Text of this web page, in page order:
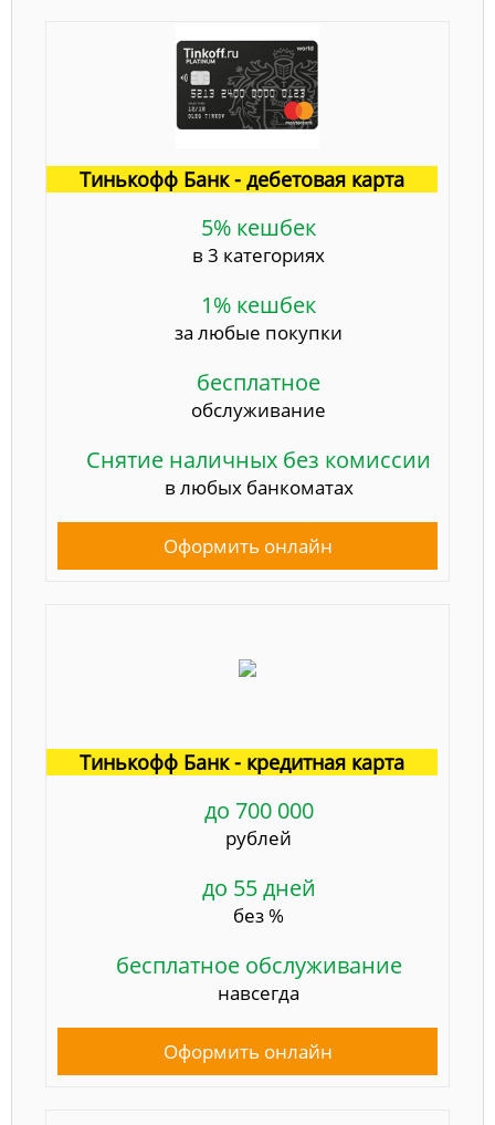
Тинькофф Банк - дебетовая карта
5% кешбек
в 3 категориях
1% кешбек
за любые покупки
бесплатное
обслуживание
Снятие наличных без комиссии
в любых банкоматах
Оформить онлайн
Тинькофф Банк - кредитная карта
до 700 000
рублей
до 55 дней
без %
бесплатное обслуживание
навсегда
Оформить онлайн